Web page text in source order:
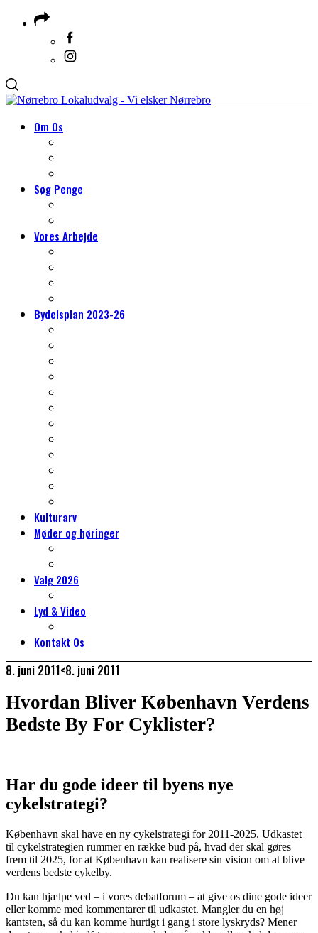
Om Os
Søg Penge
Vores Arbejde
Bydelsplan 2023-26
Kulturarv
Møder og høringer
Valg 2026
Lyd & Video
Kontakt Os
8. juni 2011<8. juni 2011
Hvordan Bliver København Verdens
Bedste By For Cyklister?
Har du gode ideer til byens nye
cykelstrategi?
København skal have en ny cykelstrategi for 2011-2025. Udkastet
til cykelstrategien rummer en række bud på, hvad der skal gøres
frem til 2025, for at København kan realisere sin vision om at blive
verdens bedste cykelby.
Du kan hjælpe ved – i vores debatforum – at give os dine gode ideer
eller komme med kommentarer til udkastet. Mangler du en høj
kantsten, så du kan komme hurtigt i gang i store lyskryds? Mener